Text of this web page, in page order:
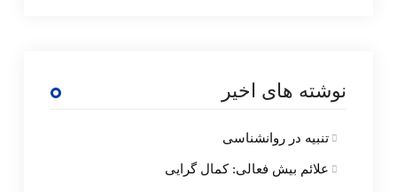
نوشته های اخیر
تنبیه در روانشناسی
علائم بیش فعالی: کمال گرایی